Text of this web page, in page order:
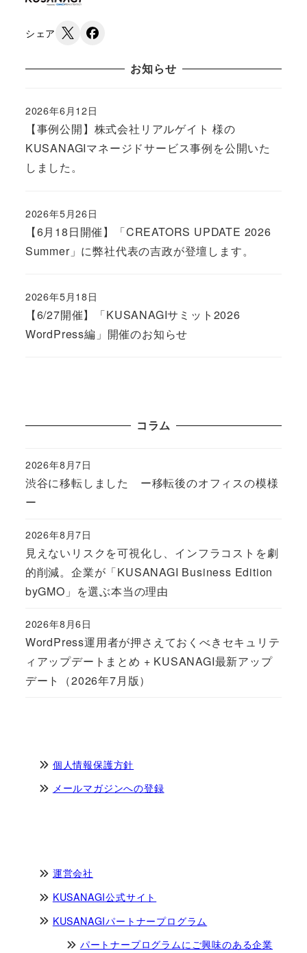
シェア
お知らせ
【事例公開】株式会社リアルゲイト 様の
KUSANAGIマネージドサービス事例を公開いた
しました。
Published
2026年6月12日
【6月18日開催】「CREATORS UPDATE 2026
Summer」に弊社代表の吉政が登壇します。
Published
2026年5月26日
【6/27開催】「KUSANAGIサミット2026
WordPress編」開催のお知らせ
Published
2026年5月18日
コラム
渋谷に移転しました ー移転後のオフィスの模様
ー
Published
2026年8月7日
見えないリスクを可視化し、インフラコストを劇
的削減。企業が「KUSANAGI Business Edition
byGMO」を選ぶ本当の理由
Published
2026年8月7日
WordPress運用者が押さえておくべきセキュリテ
ィアップデートまとめ + KUSANAGI最新アップ
デート（2026年7月版）
Published
2026年8月6日
個人情報保護方針
メールマガジンへの登録
運営会社
KUSANAGI公式サイト
KUSANAGIパートナープログラム
パートナープログラムにご興味のある企業